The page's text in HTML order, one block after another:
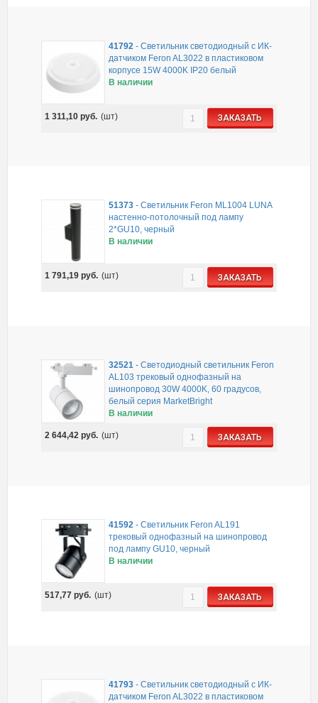
41792 -Светильник светодиодный с ИК-
датчиком Feron AL3022 в пластиковом
корпусе 15W 4000K IP20 белый
В наличии
1 311,10руб. (шт) ЗАКАЗАТЬ
51373 -Светильник Feron ML1004 LUNA
настенно-потолочный под лампу
2*GU10, черный
В наличии
1 791,19руб. (шт) ЗАКАЗАТЬ
32521 -Светодиодный светильник Feron
AL103 трековый однофазный на
шинопровод 30W 4000K, 60 градусов,
белый серия MarketBright
В наличии
2 644,42руб. (шт) ЗАКАЗАТЬ
41592 -Светильник Feron AL191
трековый однофазный на шинопровод
под лампу GU10, черный
В наличии
517,77руб. (шт) ЗАКАЗАТЬ
41793 -Светильник светодиодный с ИК-
датчиком Feron AL3022 в пластиковом